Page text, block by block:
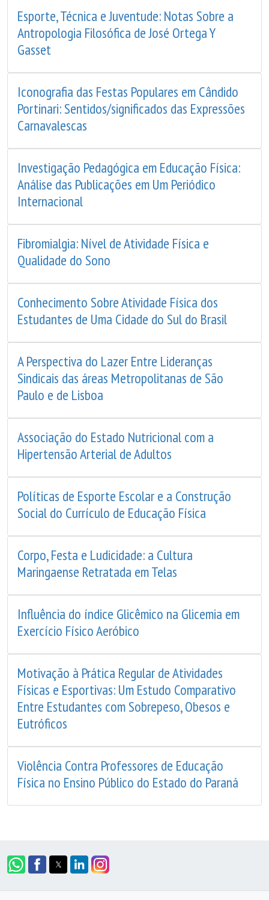
Esporte, Técnica e Juventude: Notas Sobre a
Antropologia Filosófica de José Ortega Y
Gasset
Iconografia das Festas Populares em Cândido
Portinari: Sentidos/significados das Expressões
Carnavalescas
Investigação Pedagógica em Educação Física:
Análise das Publicações em Um Periódico
Internacional
Fibromialgia: Nível de Atividade Física e
Qualidade do Sono
Conhecimento Sobre Atividade Física dos
Estudantes de Uma Cidade do Sul do Brasil
A Perspectiva do Lazer Entre Lideranças
Sindicais das áreas Metropolitanas de São
Paulo e de Lisboa
Associação do Estado Nutricional com a
Hipertensão Arterial de Adultos
Políticas de Esporte Escolar e a Construção
Social do Currículo de Educação Física
Corpo, Festa e Ludicidade: a Cultura
Maringaense Retratada em Telas
Influência do índice Glicêmico na Glicemia em
Exercício Físico Aeróbico
Motivação à Prática Regular de Atividades
Físicas e Esportivas: Um Estudo Comparativo
Entre Estudantes com Sobrepeso, Obesos e
Eutróficos
Violência Contra Professores de Educação
Física no Ensino Público do Estado do Paraná